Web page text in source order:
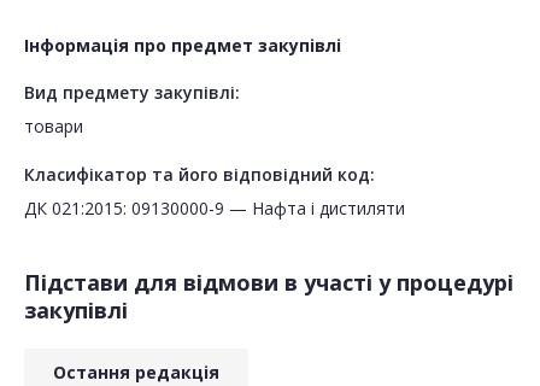
Інформація про предмет закупівлі
Вид предмету закупівлі:
товари
Класифікатор та його відповідний код:
ДК 021:2015: 09130000-9 — Нафта і дистиляти
Підстави для відмови в участі у процедурі
закупівлі
Остання редакція